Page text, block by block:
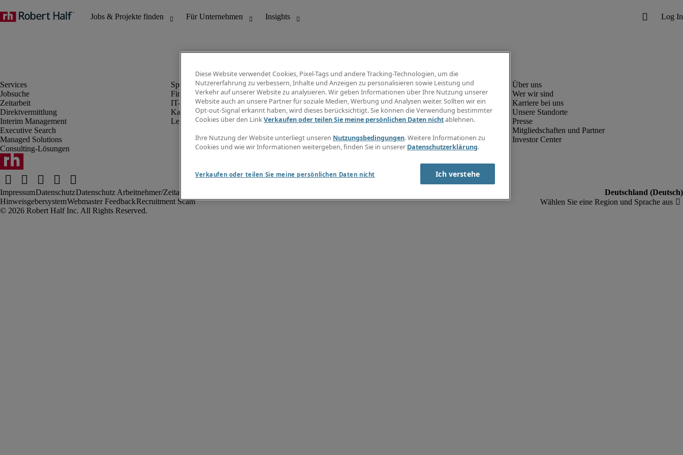
Jobsuche
Zeitarbeit
Direktvermittlung
Interim Management
Executive Search
Managed Solutions
Consulting-Lösungen
Finanz- & Rechnungswesen
IT-Bereich
Kaufmännischer Bereich
Legal
Info Center
Jobübersicht
Gehaltsübersicht
E-Learning
Wer wir sind
Karriere bei uns
Unsere Standorte
Presse
Mitgliedschaften und Partner
Investor Center
ImpressumDatenschutzDatenschutz Arbeitnehmer/Zeitarbeitskräfte
HinweisgebersystemWebmaster FeedbackRecruitment Scam
Diese Website verwendet Cookies, Pixel-Tags und andere Tracking-Technologien, um die
Nutzererfahrung zu verbessern, Inhalte und Anzeigen zu personalisieren sowie Leistung und
Verkehr auf unserer Website zu analysieren. Wir geben Informationen über Ihre Nutzung unserer
Website auch an unsere Partner für soziale Medien, Werbung und Analysen weiter. Sollten wir ein
Opt-out-Signal erkannt haben, wird dieses berücksichtigt. Sie können die Verwendung bestimmter
Cookies über den LinkVerkaufen oder teilen Sie meine persönlichen Daten nichtablehnen.
Ihre Nutzung der Website unterliegt unseren Nutzungsbedingungen. Weitere Informationen zu
Cookies und wie wir Informationen weitergeben, finden Sie in unserer Datenschutzerklärung.
Verkaufen oder teilen Sie meine persönlichen Daten nicht Ich verstehe